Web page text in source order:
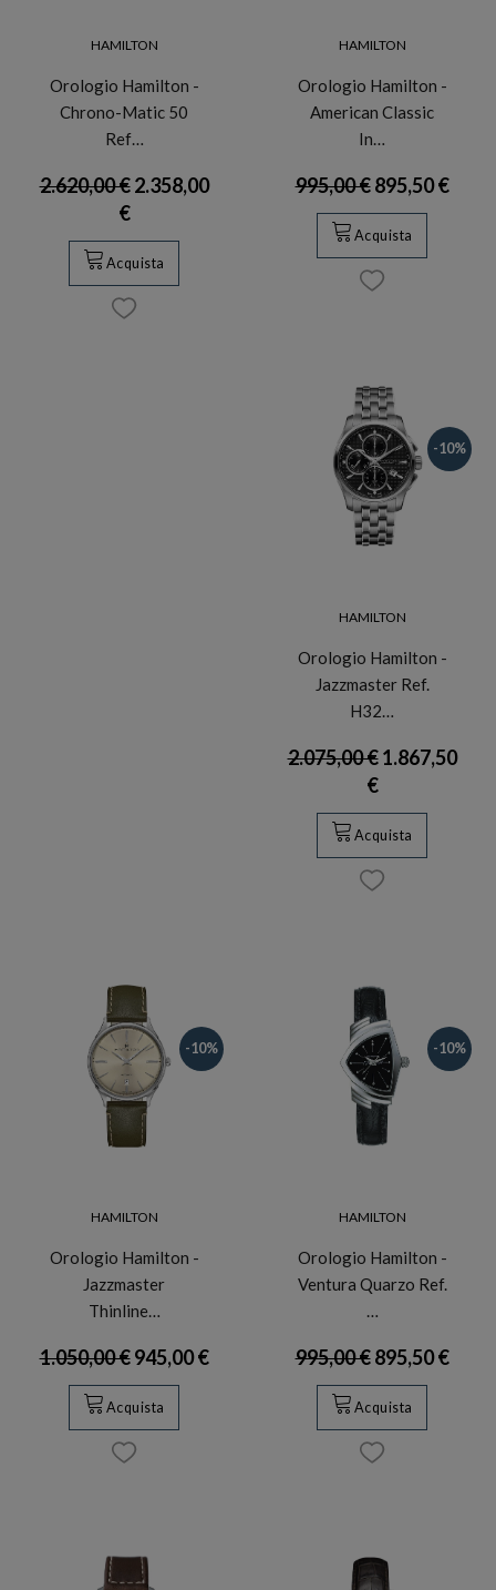
HAMILTON
Orologio Hamilton -
Chrono-Matic 50
Ref…
2.620,00 €2.358,00
€
Acquista
HAMILTON
Orologio Hamilton -
American Classic
In…
995,00 €895,50 €
Acquista
-10%
HAMILTON
Orologio Hamilton -
Jazzmaster Ref.
H32…
2.075,00 €1.867,50
€
Acquista
-10%
HAMILTON
Orologio Hamilton -
Jazzmaster
Thinline…
1.050,00 €945,00 €
Acquista
-10%
HAMILTON
Orologio Hamilton -
Ventura Quarzo Ref.
…
995,00 €895,50 €
Acquista